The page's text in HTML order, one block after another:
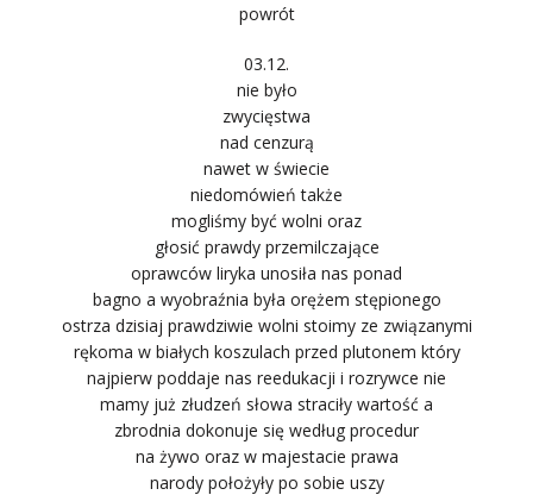
powrót
03.12.
nie było
zwycięstwa
nad cenzurą
nawet w świecie
niedomówień także
mogliśmy być wolni oraz
głosić prawdy przemilczające
oprawców liryka unosiła nas ponad
bagno a wyobraźnia była orężem stępionego
ostrza dzisiaj prawdziwie wolni stoimy ze związanymi
rękoma w białych koszulach przed plutonem który
najpierw poddaje nas reedukacji i rozrywce nie
mamy już złudzeń słowa straciły wartość a
zbrodnia dokonuje się według procedur
na żywo oraz w majestacie prawa
narody położyły po sobie uszy